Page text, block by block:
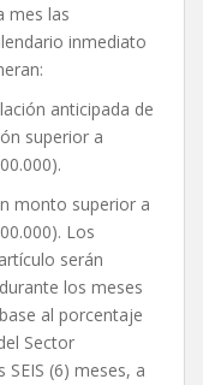
mes las
inmediato
anticipada de
superior a
monto superior a
Los
serán
los meses
al porcentaje
Sector
(6) meses, a